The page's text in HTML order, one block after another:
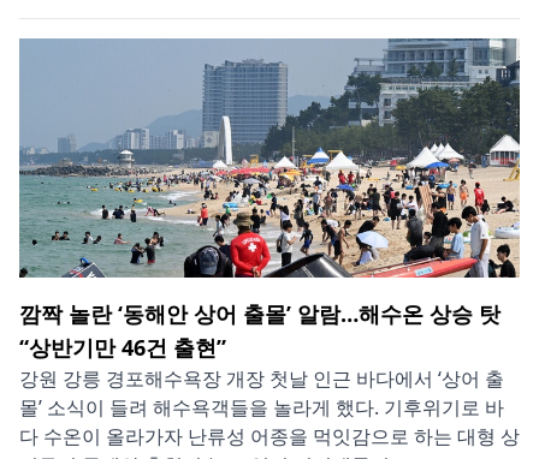
깜짝 놀란 ‘동해안 상어 출몰’ 알람…해수온 상승 탓
“상반기만 46건 출현”
강원 강릉 경포해수욕장 개장 첫날 인근 바다에서 ‘상어 출
몰’ 소식이 들려 해수욕객들을 놀라게 했다. 기후위기로 바
다 수온이 올라가자 난류성 어종을 먹잇감으로 하는 대형 상